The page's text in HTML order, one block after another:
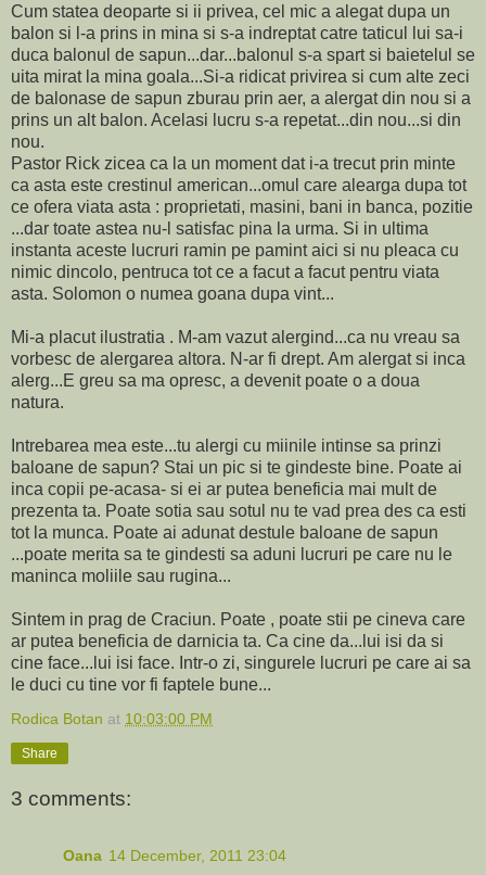
Cum statea deoparte si ii privea, cel mic a alegat dupa un
balon si l-a prins in mina si s-a indreptat catre taticul lui sa-i
duca balonul de sapun...dar...balonul s-a spart si baietelul se
uita mirat la mina goala...Si-a ridicat privirea si cum alte zeci
de balonase de sapun zburau prin aer, a alergat din nou si a
prins un alt balon. Acelasi lucru s-a repetat...din nou...si din
nou.
Pastor Rick zicea ca la un moment dat i-a trecut prin minte
ca asta este crestinul american...omul care alearga dupa tot
ce ofera viata asta : proprietati, masini, bani in banca, pozitie
...dar toate astea nu-l satisfac pina la urma. Si in ultima
instanta aceste lucruri ramin pe pamint aici si nu pleaca cu
nimic dincolo, pentruca tot ce a facut a facut pentru viata
asta. Solomon o numea goana dupa vint...
Mi-a placut ilustratia . M-am vazut alergind...ca nu vreau sa
vorbesc de alergarea altora. N-ar fi drept. Am alergat si inca
alerg...E greu sa ma opresc, a devenit poate o a doua
natura.
Intrebarea mea este...tu alergi cu miinile intinse sa prinzi
baloane de sapun? Stai un pic si te gindeste bine. Poate ai
inca copii pe-acasa- si ei ar putea beneficia mai mult de
prezenta ta. Poate sotia sau sotul nu te vad prea des ca esti
tot la munca. Poate ai adunat destule baloane de sapun
...poate merita sa te gindesti sa aduni lucruri pe care nu le
maninca moliile sau rugina...
Sintem in prag de Craciun. Poate , poate stii pe cineva care
ar putea beneficia de darnicia ta. Ca cine da...lui isi da si
cine face...lui isi face. Intr-o zi, singurele lucruri pe care ai sa
le duci cu tine vor fi faptele bune...
Rodica Botan at 10:03:00 PM
Share
3 comments:
Oana 14 December, 2011 23:04